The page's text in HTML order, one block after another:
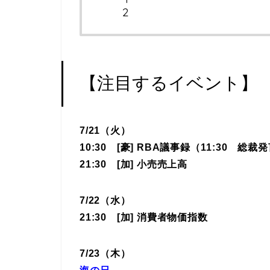
【注目するイベント】
7/21 （火）
10:30 [豪] RBA議事録（11:30 総裁発
21:30 [加] 小売売上高
7/22（水）
21:30 [加] 消費者物価指数
7/23（木）